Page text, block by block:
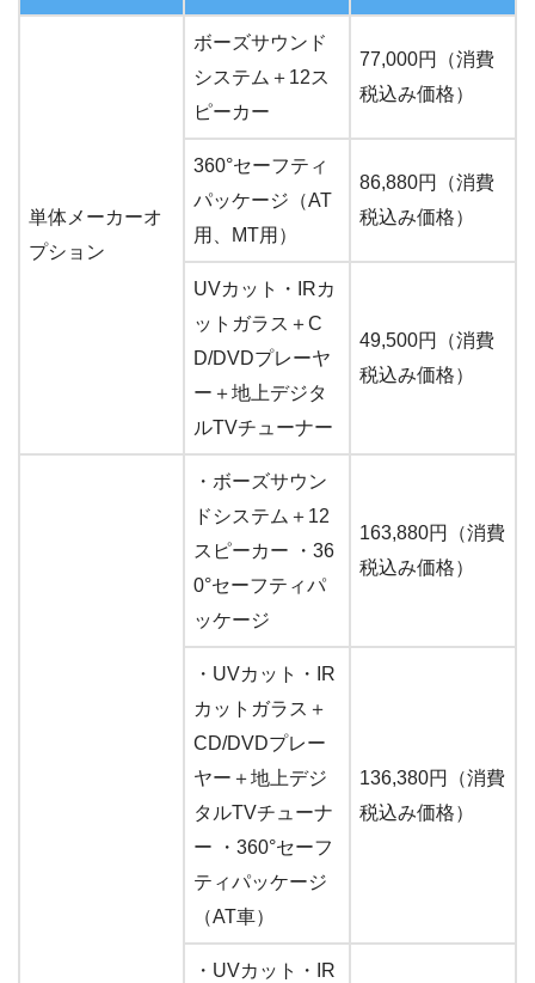
単体メーカーオ
プション
ボーズサウンド
システム＋12ス
ピーカー
77,000円（消費
税込み価格）
360°セーフティ
パッケージ（AT
用、MT用）
86,880円（消費
税込み価格）
UVカット・IRカ
ットガラス＋C
D/DVDプレーヤ
ー＋地上デジタ
ルTVチューナー
49,500円（消費
税込み価格）
・ボーズサウン
ドシステム＋12
スピーカー ・36
0°セーフティパ
ッケージ
163,880円（消費
税込み価格）
・UVカット・IR
カットガラス＋
CD/DVDプレー
ヤー＋地上デジ
タルTVチューナ
ー ・360°セーフ
ティパッケージ
（AT車）
136,380円（消費
税込み価格）
・UVカット・IR